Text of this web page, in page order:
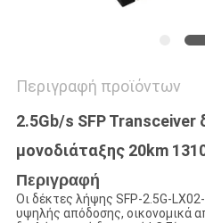
Περιγραφή προϊόντων
2.5Gb/s SFP Transceiver
μονοδιάταξης 20km
Περιγραφή
Οι δέκτες λήψης SFP-2.5G-
υψηλής απόδοσης, οικονομικά